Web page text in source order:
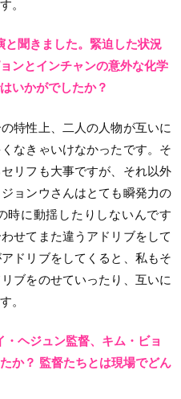
。
聞きました。緊迫した状況
ンとインチャンの意外な化学
いかがでしたか？
特性上、二人の人物が互いに
なきゃいけなかったです。そ
リフも大事ですが、それ以外
ョンウさんはとても瞬発力の
時に動揺したりしないんです
せてまた違うアドリブをして
ドリブをしてくると、私もそ
ブをのせていったり、互いに
。
ヘジュン監督、キム・ビョ
か？ 監督たちとは現場でどん